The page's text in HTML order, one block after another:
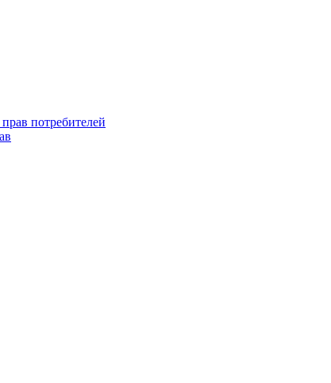
потребителей